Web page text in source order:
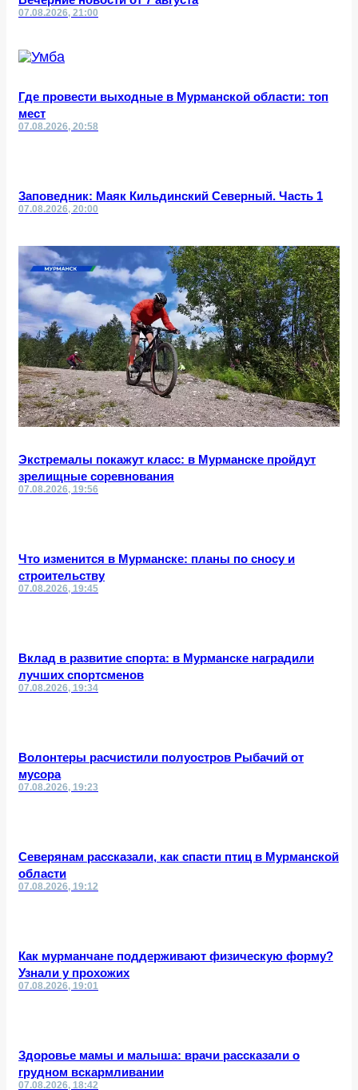
07.08.2026, 21:00
Где провести выходные в Мурманской области: топ
мест
07.08.2026, 20:58
Заповедник: Маяк Кильдинский Северный. Часть 1
07.08.2026, 20:00
Экстремалы покажут класс: в Мурманске пройдут
зрелищные соревнования
07.08.2026, 19:56
Что изменится в Мурманске: планы по сносу и
строительству
07.08.2026, 19:45
Вклад в развитие спорта: в Мурманске наградили
лучших спортсменов
07.08.2026, 19:34
Волонтеры расчистили полуостров Рыбачий от
мусора
07.08.2026, 19:23
Северянам рассказали, как спасти птиц в Мурманской
области
07.08.2026, 19:12
Как мурманчане поддерживают физическую форму?
Узнали у прохожих
07.08.2026, 19:01
Здоровье мамы и малыша: врачи рассказали о
грудном вскармливании
07.08.2026, 18:42